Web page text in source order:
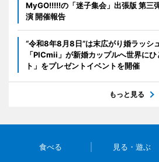
MyGO!!!!!の「迷子集会」出張版 第三
演 開催報告
“令和8年8月8日”は末広がり婚ラッシ
「PICmii」が新婚カップルへ世界に
ト」をプレゼントイベントを開催
もっと見る
食べる 見る・遊ぶ